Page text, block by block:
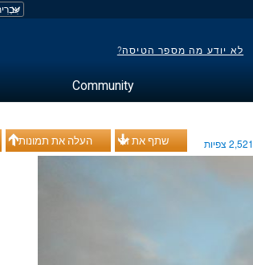
לא יודע מה מספר הטיסה?
Community
העלה את תמונותיך שתף את זה 2,521צפיות